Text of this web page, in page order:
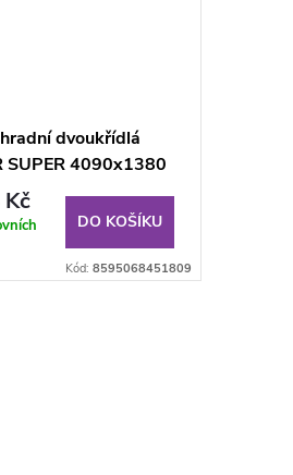
dvoukřídlá
SUPER 4090x1380
ZN/PVC
DO KOŠÍKU
Kód: 8595068451809